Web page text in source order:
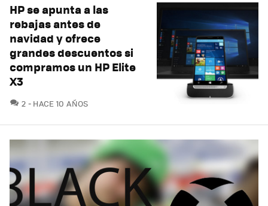
HP se apunta a las
rebajas antes de
navidad y ofrece
grandes descuentos si
compramos un HP Elite
X3
2 COMENTARIOS
HACE 10 AÑOS